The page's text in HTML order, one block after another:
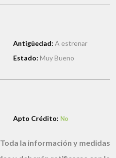
Antigüedad: A estrenar
Estado: Muy Bueno
Apto Crédito: No
Toda la información y medidas